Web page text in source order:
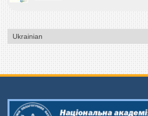
Вибрати
мову